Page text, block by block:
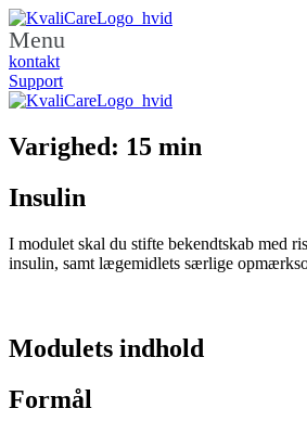
Menu
kontakt
Support
Varighed: 15 min
Insulin
I modulet skal du stifte bekendtskab med
insulin, samt lægemidlets særlige
Modulets indhold
Formål